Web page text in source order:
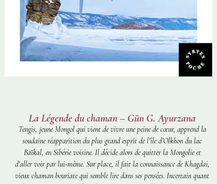
La Légende du chaman – Gün G. Ayurzana
Tengis, jeune Mongol qui vient de vivre une peine de cœur, apprend la
soudaine réapparition du plus grand esprit de l’île d’Olkhon du lac
Baïkal, en Sibérie voisine. Il décide alors de quitter la Mongolie et
d’aller voir par lui-même. Sur place, il fait la connaissance de Khagdai,
vieux chaman bouriate qui semble lire dans ses pensées. Incertain quant